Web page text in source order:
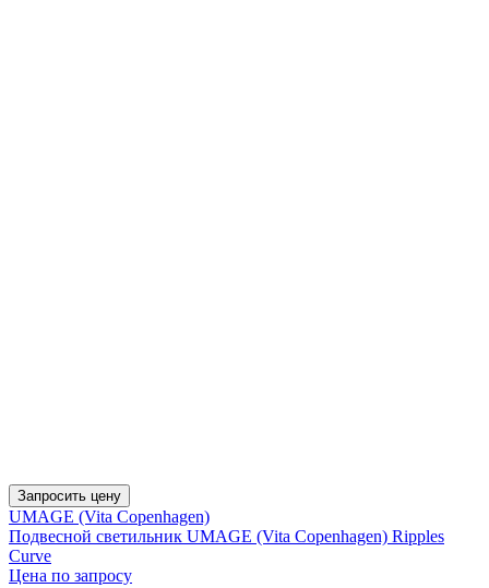
Запросить цену
UMAGE (Vita Copenhagen)
Подвесной светильник UMAGE (Vita Copenhagen) Ripples
Curve
Цена по запросу